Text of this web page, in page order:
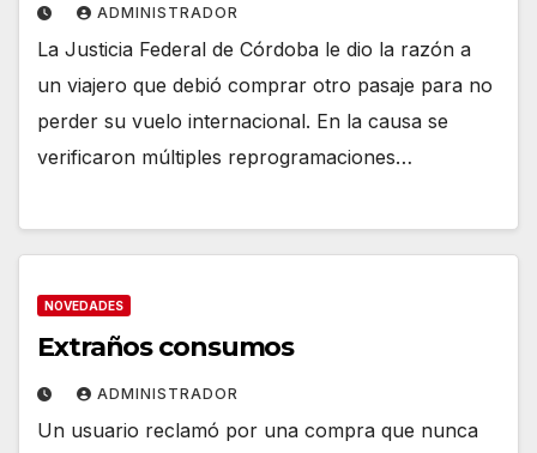
ADMINISTRADOR
La Justicia Federal de Córdoba le dio la razón a
un viajero que debió comprar otro pasaje para no
perder su vuelo internacional. En la causa se
verificaron múltiples reprogramaciones…
NOVEDADES
Extraños consumos
ADMINISTRADOR
Un usuario reclamó por una compra que nunca